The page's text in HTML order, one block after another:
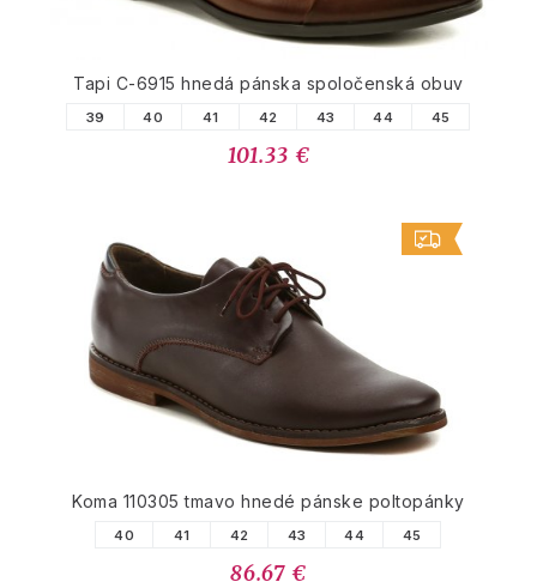
Tapi C-6915 hnedá pánska spoločenská obuv
39 40 41 42 43 44 45
101.33 €
Koma 110305 tmavo hnedé pánske poltopánky
40 41 42 43 44 45
86.67 €